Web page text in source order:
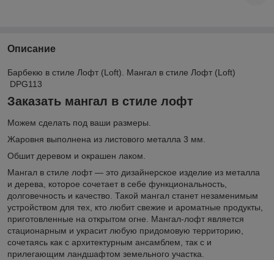
Описание
Барбекю в стиле Лофт (Loft). Мангал в стиле Лофт (Loft)
DPG113
Заказать мангал в стиле лофт
Можем сделать под ваши размеры.
Жаровня выполнена из листового металла 3 мм.
Обшит деревом и окрашен лаком.
Мангал в стиле лофт — это дизайнерское изделие из металла
и дерева, которое сочетает в себе функциональность,
долговечность и качество. Такой мангал станет незаменимым
устройством для тех, кто любит свежие и ароматные продукты,
приготовленные на открытом огне. Мангал-лофт является
стационарным и украсит любую придомовую территорию,
сочетаясь как с архитектурным ансамблем, так с и
прилегающим ландшафтом земельного участка.